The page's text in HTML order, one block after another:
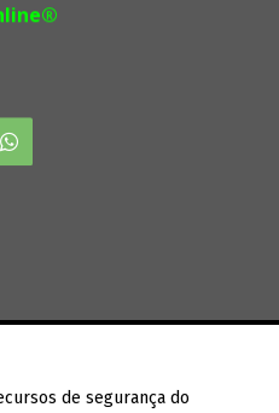
de segurança do